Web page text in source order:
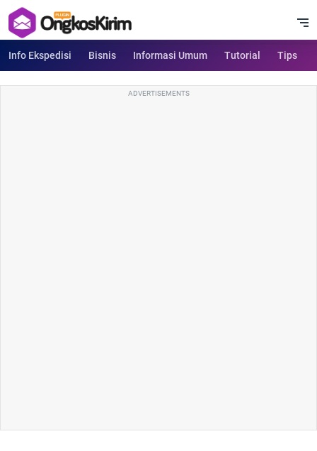
Info Ekspedisi Bisnis Informasi Umum Tutorial Tips
ADVERTISEMENTS